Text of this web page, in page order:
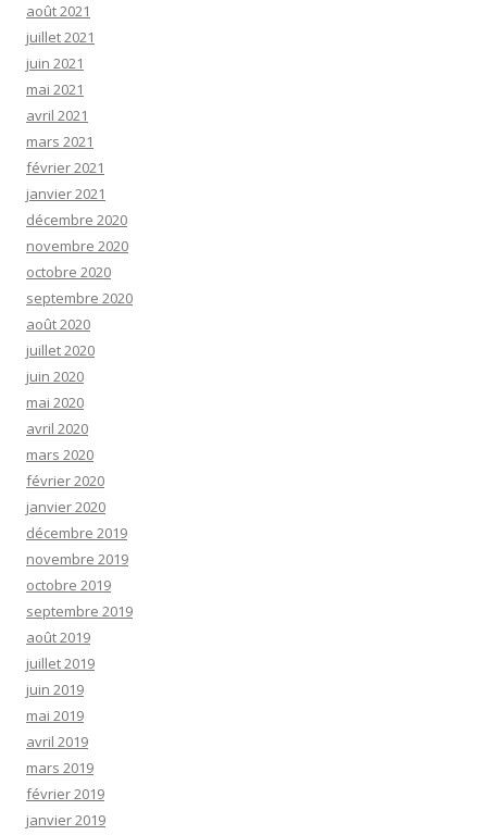
août 2021
juillet 2021
juin 2021
mai 2021
avril 2021
mars 2021
février 2021
janvier 2021
décembre 2020
novembre 2020
octobre 2020
septembre 2020
août 2020
juillet 2020
juin 2020
mai 2020
avril 2020
mars 2020
février 2020
janvier 2020
décembre 2019
novembre 2019
octobre 2019
septembre 2019
août 2019
juillet 2019
juin 2019
mai 2019
avril 2019
mars 2019
février 2019
janvier 2019